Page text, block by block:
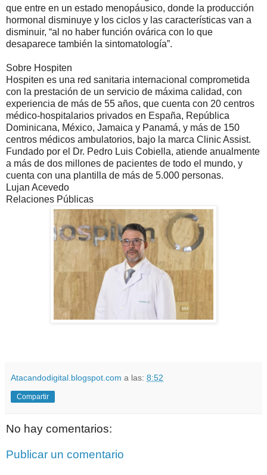
que entre en un estado menopáusico, donde la producción
hormonal disminuye y los ciclos y las características van a
disminuir, “al no haber función ovárica con lo que
desaparece también la sintomatología”.
Sobre Hospiten
Hospiten es una red sanitaria internacional comprometida
con la prestación de un servicio de máxima calidad, con
experiencia de más de 55 años, que cuenta con 20 centros
médico-hospitalarios privados en España, República
Dominicana, México, Jamaica y Panamá, y más de 150
centros médicos ambulatorios, bajo la marca Clinic Assist.
Fundado por el Dr. Pedro Luis Cobiella, atiende anualmente
a más de dos millones de pacientes de todo el mundo, y
cuenta con una plantilla de más de 5.000 personas.
Lujan Acevedo
Relaciones Públicas
Atacandodigital.blogspot.com a las: 8:52
Compartir
No hay comentarios:
Publicar un comentario